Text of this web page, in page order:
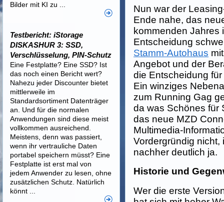
Nun war der
Ende nahe, das
kommenden Jahres
Entscheidung
Stamm-Autohaus
Angebot und der
die Entscheidung
Ein winziges
zum Running Gag
da was Schönes für
das neue MZD
Multimedia-
Vordergründig
nachher deutlich ja.
Historie und
Wer die erste
Bilder mit KI zu ...
Testbericht: iStorage
DISKASHUR 3: SSD,
Verschlüsselung, PIN-Schutz
Eine Festplatte? Eine SSD? Ist
das noch einen Bericht wert?
Nahezu jeder Discounter bietet
mittlerweile im
Standardsortiment Datenträger
an. Und für die normalen
Anwendungen sind diese meist
vollkommen ausreichend.
Meistens, denn was passiert,
wenn ihr vertrauliche Daten
portabel speichern müsst? Eine
Festplatte ist erst mal von
jedem Anwender zu lesen, ohne
zusätzlichen Schutz. Natürlich
könnt ...